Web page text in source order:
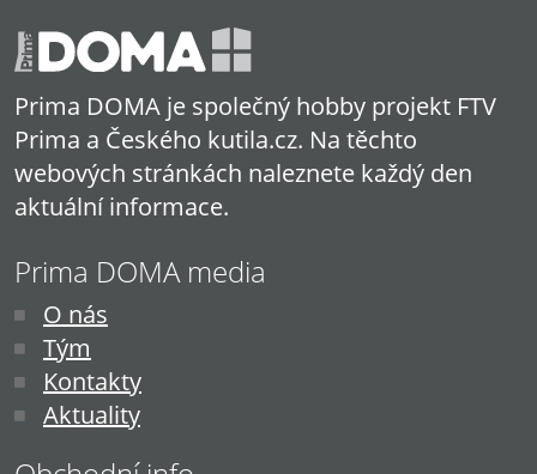
Prima DOMA je společný hobby projekt FTV
Prima a Českého kutila.cz. Na těchto
webových stránkách naleznete každý den
aktuální informace.
Prima DOMA media
O nás
Tým
Kontakty
Aktuality